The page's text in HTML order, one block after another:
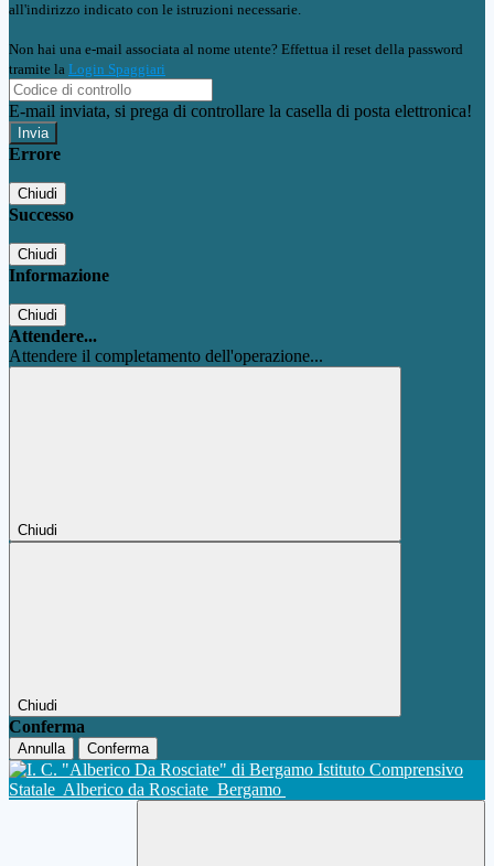
all'indirizzo indicato con le istruzioni necessarie.
Non hai una e-mail associata al nome utente? Effettua il reset della password
tramite la Login Spaggiari
E-mail inviata, si prega di controllare la casella di posta elettronica!
Errore
Chiudi
Successo
Chiudi
Informazione
Chiudi
Attendere...
Attendere il completamento dell'operazione...
Chiudi
Chiudi
Conferma
Annulla Conferma
Istituto Comprensivo
Statale Alberico da Rosciate Bergamo